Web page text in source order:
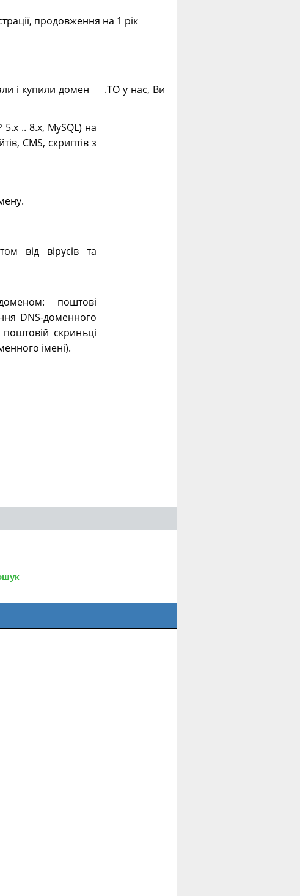
продовження на 1 рік
і купили домен .TO у нас, Ви
5.х .. 8.х, MySQL) на
CMS, скриптів з
від вірусів та
поштові
DNS-доменного
скриньці
імені).